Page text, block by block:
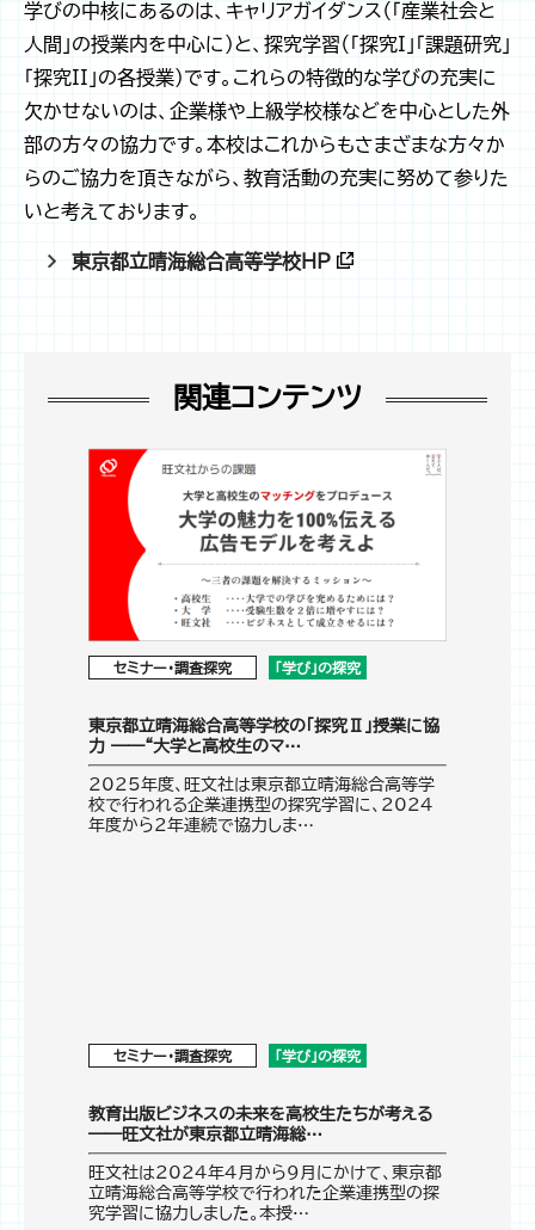
学びの中核にあるのは、キャリアガイダンス（「産業社会と
人間」の授業内を中心に）と、探究学習（「探究I」「課題研究」
「探究II」の各授業）です。これらの特徴的な学びの充実に
欠かせないのは、企業様や上級学校様などを中心とした外
部の方々の協力です。本校はこれからもさまざまな方々か
らのご協力を頂きながら、教育活動の充実に努めて参りた
いと考えております。
東京都立晴海総合高等学校HP
関連コンテンツ
セミナー・調査探究 「学び」の探究
東京都立晴海総合高等学校の「探究Ⅱ」授業に協
力 ――“大学と高校生のマ…
2025年度、旺文社は東京都立晴海総合高等学
校で行われる企業連携型の探究学習に、2024
年度から2年連続で協力しま…
セミナー・調査探究 「学び」の探究
教育出版ビジネスの未来を高校生たちが考える
――旺文社が東京都立晴海総…
旺文社は2024年4月から9月にかけて、東京都
立晴海総合高等学校で行われた企業連携型の探
究学習に協力しました。本授…